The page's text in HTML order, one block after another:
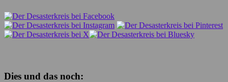
Dies und das noch: